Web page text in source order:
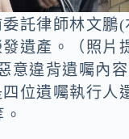
託律師林文鵬
遺產。（照片
意違背遺囑內
位遺囑執行人